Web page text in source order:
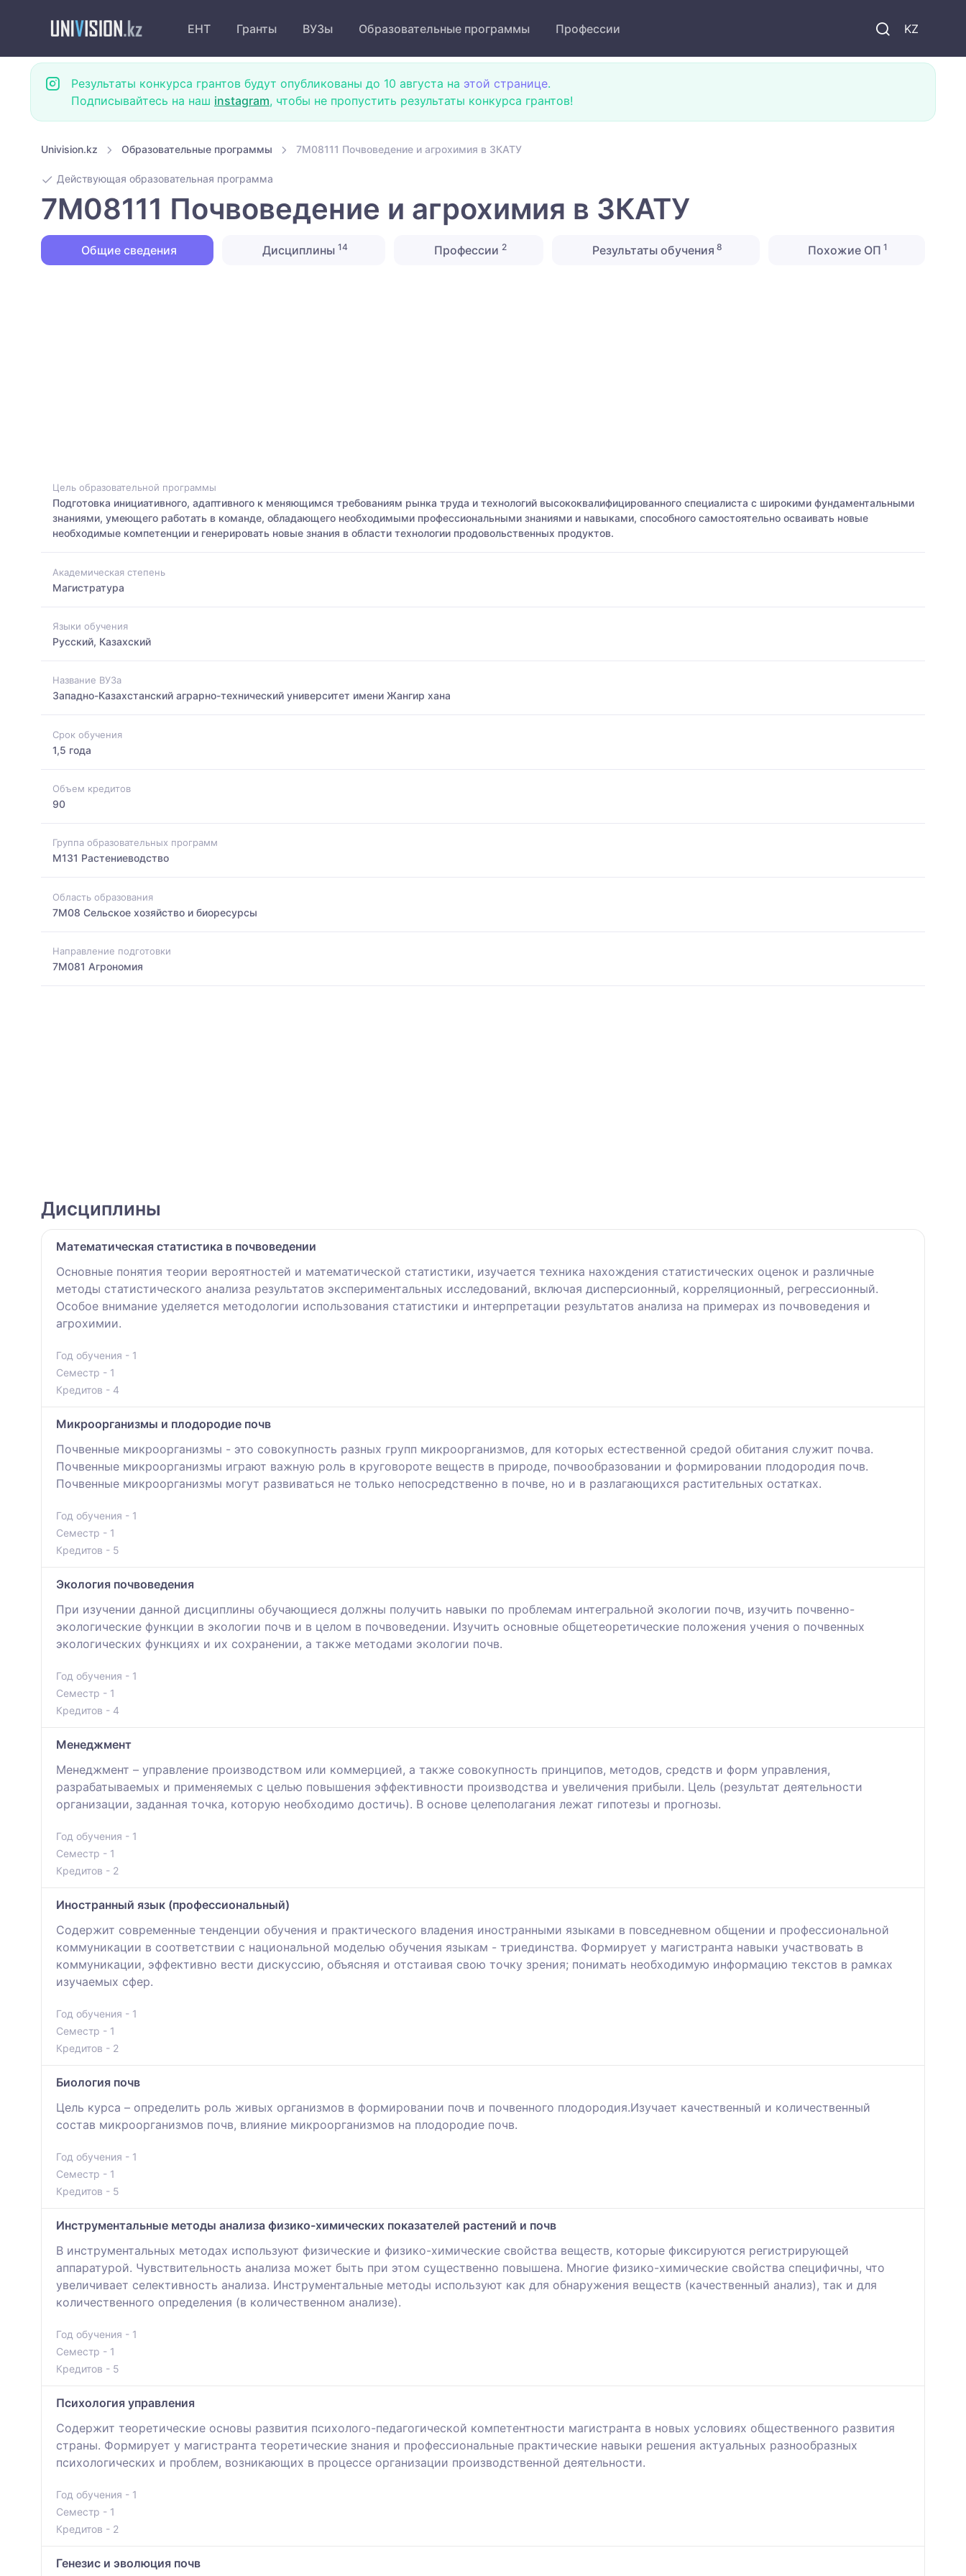
KZ
ЕНТ Гранты ВУЗы Образовательные программы Профессии
Результаты конкурса грантов будут опубликованы до 10 августа на этой странице.
Подписывайтесь на наш instagram, чтобы не пропустить результаты конкурса грантов!
Univision.kz Образовательные программы 7M08111 Почвоведение и агрохимия в ЗКАТУ
Действующая образовательная программа
7M08111 Почвоведение и агрохимия в ЗКАТУ
Общие сведения Дисциплины14 Профессии 2 Результаты обучения 8 Похожие ОП 1
Цель образовательной программы
Подготовка инициативного, адаптивного к меняющимся требованиям рынка труда и технологий высококвалифицированного специалиста с широкими фундаментальными
знаниями, умеющего работать в команде, обладающего необходимыми профессиональными знаниями и навыками, способного самостоятельно осваивать новые
необходимые компетенции и генерировать новые знания в области технологии продовольственных продуктов.
Академическая степень
Магистратура
Языки обучения
Русский, Казахский
Название ВУЗа
Западно-Казахстанский аграрно-технический университет имени Жангир хана
Срок обучения
1,5 года
Объем кредитов
90
Группа образовательных программ
M131 Растениеводство
Область образования
7M08 Сельское хозяйство и биоресурсы
Направление подготовки
7M081 Агрономия
Дисциплины
Математическая статистика в почвоведении
Основные понятия теории вероятностей и математической статистики, изучается техника нахождения статистических оценок и различные
методы статистического анализа результатов экспериментальных исследований, включая дисперсионный, корреляционный, регрессионный.
Особое внимание уделяется методологии использования статистики и интерпретации результатов анализа на примерах из почвоведения и
агрохимии.
Год обучения - 1
Семестр - 1
Кредитов - 4
Микроорганизмы и плодородие почв
Почвенные микроорганизмы - это совокупность разных групп микроорганизмов, для которых естественной средой обитания служит почва.
Почвенные микроорганизмы играют важную роль в круговороте веществ в природе, почвообразовании и формировании плодородия почв.
Почвенные микроорганизмы могут развиваться не только непосредственно в почве, но и в разлагающихся растительных остатках.
Год обучения - 1
Семестр - 1
Кредитов - 5
Экология почвоведения
При изучении данной дисциплины обучающиеся должны получить навыки по проблемам интегральной экологии почв, изучить почвенно-
экологические функции в экологии почв и в целом в почвоведении. Изучить основные общетеоретические положения учения о почвенных
экологических функциях и их сохранении, а также методами экологии почв.
Год обучения - 1
Семестр - 1
Кредитов - 4
Менеджмент
Менеджмент – управление производством или коммерцией, а также совокупность принципов, методов, средств и форм управления,
разрабатываемых и применяемых с целью повышения эффективности производства и увеличения прибыли. Цель (результат деятельности
организации, заданная точка, которую необходимо достичь). В основе целеполагания лежат гипотезы и прогнозы.
Год обучения - 1
Семестр - 1
Кредитов - 2
Иностранный язык (профессиональный)
Содержит современные тенденции обучения и практического владения иностранными языками в повседневном общении и профессиональной
коммуникации в соответствии с национальной моделью обучения языкам - триединства. Формирует у магистранта навыки участвовать в
коммуникации, эффективно вести дискуссию, объясняя и отстаивая свою точку зрения; понимать необходимую информацию текстов в рамках
изучаемых сфер.
Год обучения - 1
Семестр - 1
Кредитов - 2
Биология почв
Цель курса – определить роль живых организмов в формировании почв и почвенного плодородия.Изучает качественный и количественный
состав микроорганизмов почв, влияние микроорганизмов на плодородие почв.
Год обучения - 1
Семестр - 1
Кредитов - 5
Инструментальные методы анализа физико-химических показателей растений и почв
В инструментальных методах используют физические и физико-химические свойства веществ, которые фиксируются регистрирующей
аппаратурой. Чувствительность анализа может быть при этом существенно повышена. Многие физико-химические свойства специфичны, что
увеличивает селективность анализа. Инструментальные методы используют как для обнаружения веществ (качественный анализ), так и для
количественного определения (в количественном анализе).
Год обучения - 1
Семестр - 1
Кредитов - 5
Психология управления
Содержит теоретические основы развития психолого-педагогической компетентности магистранта в новых условиях общественного развития
страны. Формирует у магистранта теоретические знания и профессиональные практические навыки решения актуальных разнообразных
психологических и проблем, возникающих в процессе организации производственной деятельности.
Год обучения - 1
Семестр - 1
Кредитов - 2
Генезис и эволюция почв